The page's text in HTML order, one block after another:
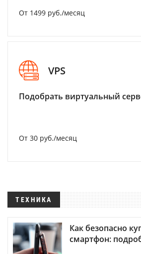
От 1499 руб./месяц
VPS
Подобрать виртуальный
От 30 руб./месяц
ТЕХНИКА
Как безопасно
смартфон: